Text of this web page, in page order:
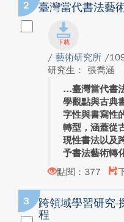
2 臺灣當代書法藝
/ 藝術研究所 /
研究生： 張喬涵
臺灣當代書
學觀點與古典
字性與書寫性
轉型，涵蓋從
現性書法以及
予書法藝術轉
點閱：377
3
跨領域學習研究-
程